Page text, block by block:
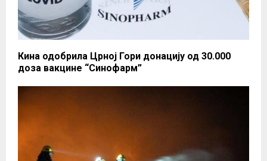
Кина одобрила Црној Гори донацију од 30.000
доза вакцине “Синофарм”